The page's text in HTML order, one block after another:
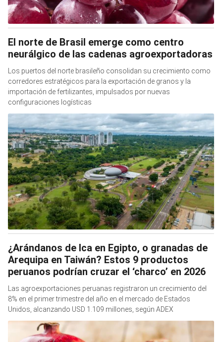
El norte de Brasil emerge como centro
neurálgico de las cadenas agroexportadoras
Los puertos del norte brasileño consolidan su crecimiento como
corredores estratégicos para la exportación de granos y la
importación de fertilizantes, impulsados por nuevas
configuraciones logísticas
¿Arándanos de Ica en Egipto, o granadas de
Arequipa en Taiwán? Estos 9 productos
peruanos podrían cruzar el ‘charco’ en 2026
Las agroexportaciones peruanas registraron un crecimiento del
8% en el primer trimestre del año en el mercado de Estados
Unidos, alcanzando USD 1.109 millones, según ADEX